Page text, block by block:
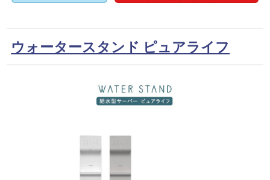
ウォータースタンド ピュアライフ